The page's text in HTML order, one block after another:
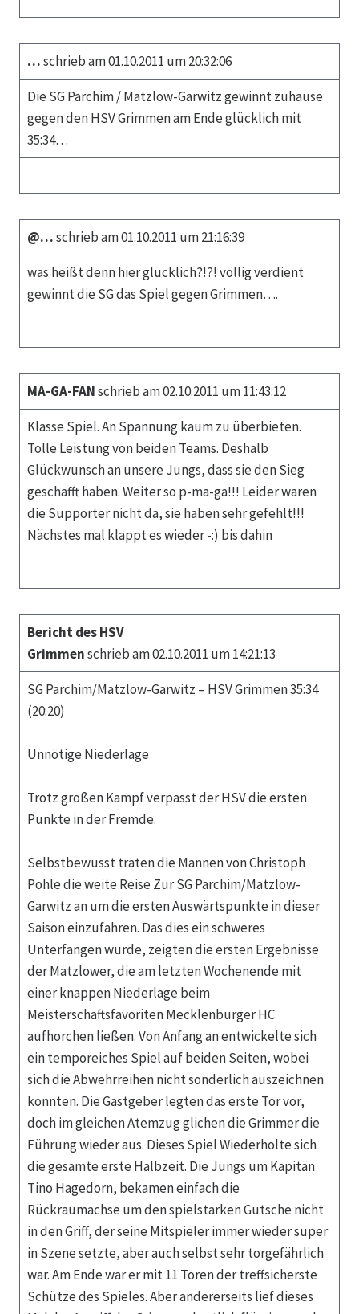
…schrieb am 01.10.2011 um 20:32:06
Die SG Parchim / Matzlow-Garwitz gewinnt zuhause
gegen den HSV Grimmen am Ende glücklich mit
35:34…
@…schrieb am 01.10.2011 um 21:16:39
was heißt denn hier glücklich?!?! völlig verdient
gewinnt die SG das Spiel gegen Grimmen….
MA-GA-FANschrieb am 02.10.2011 um 11:43:12
Klasse Spiel. An Spannung kaum zu überbieten.
Tolle Leistung von beiden Teams. Deshalb
Glückwunsch an unsere Jungs, dass sie den Sieg
geschafft haben. Weiter so p-ma-ga!!! Leider waren
die Supporter nicht da, sie haben sehr gefehlt!!!
Nächstes mal klappt es wieder -:) bis dahin
Bericht des HSV
Grimmenschrieb am 02.10.2011 um 14:21:13
SG Parchim/Matzlow-Garwitz – HSV Grimmen 35:34
(20:20)
Unnötige Niederlage
Trotz großen Kampf verpasst der HSV die ersten
Punkte in der Fremde.
Selbstbewusst traten die Mannen von Christoph
Pohle die weite Reise Zur SG Parchim/Matzlow-
Garwitz an um die ersten Auswärtspunkte in dieser
Saison einzufahren. Das dies ein schweres
Unterfangen wurde, zeigten die ersten Ergebnisse
der Matzlower, die am letzten Wochenende mit
einer knappen Niederlage beim
Meisterschaftsfavoriten Mecklenburger HC
aufhorchen ließen. Von Anfang an entwickelte sich
ein temporeiches Spiel auf beiden Seiten, wobei
sich die Abwehrreihen nicht sonderlich auszeichnen
konnten. Die Gastgeber legten das erste Tor vor,
doch im gleichen Atemzug glichen die Grimmer die
Führung wieder aus. Dieses Spiel Wiederholte sich
die gesamte erste Halbzeit. Die Jungs um Kapitän
Tino Hagedorn, bekamen einfach die
Rückraumachse um den spielstarken Gutsche nicht
in den Griff, der seine Mitspieler immer wieder super
in Szene setzte, aber auch selbst sehr torgefährlich
war. Am Ende war er mit 11 Toren der treffsicherste
Schütze des Spieles. Aber andererseits lief dieses